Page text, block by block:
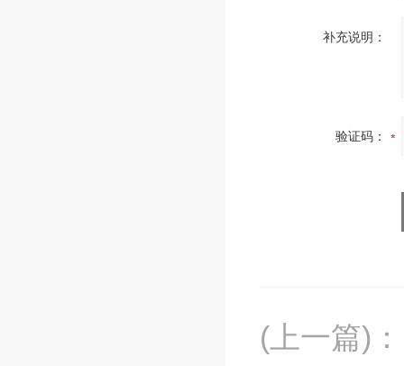
补充说明：
验证码：
(上一篇) ：